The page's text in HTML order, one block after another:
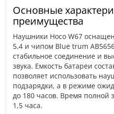
Основные
преимущества
Наушники Hoco W67
5.4 и чипом Blue trum
стабильное соединение и
звука. Емкость батареи
позволяет использовать
подзарядки, а в режиме
до 180 часов. Время полной
1,5 часа.